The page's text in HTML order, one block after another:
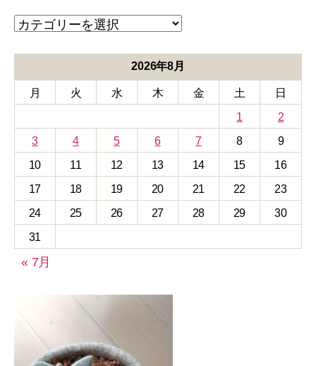
カ
テ
ー
2026年8月
月 火 水 木 金 土
日
1
2
3
4 5 6 7 8
9
10
11 12 13 14 15
16
17
18 19 20 21 22
23
24
25 26 27 28 29
30
31
« 7月